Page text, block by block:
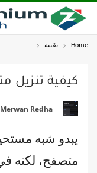
Home تقنية
كيفية
Merwan Redha
يبدو شبه
متصفح، لكنه